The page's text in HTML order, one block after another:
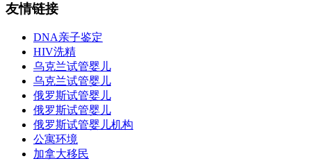
友情链接
DNA亲子鉴定
HIV洗精
乌克兰试管婴儿
乌克兰试管婴儿
俄罗斯试管婴儿
俄罗斯试管婴儿
俄罗斯试管婴儿机构
公寓环境
加拿大移民